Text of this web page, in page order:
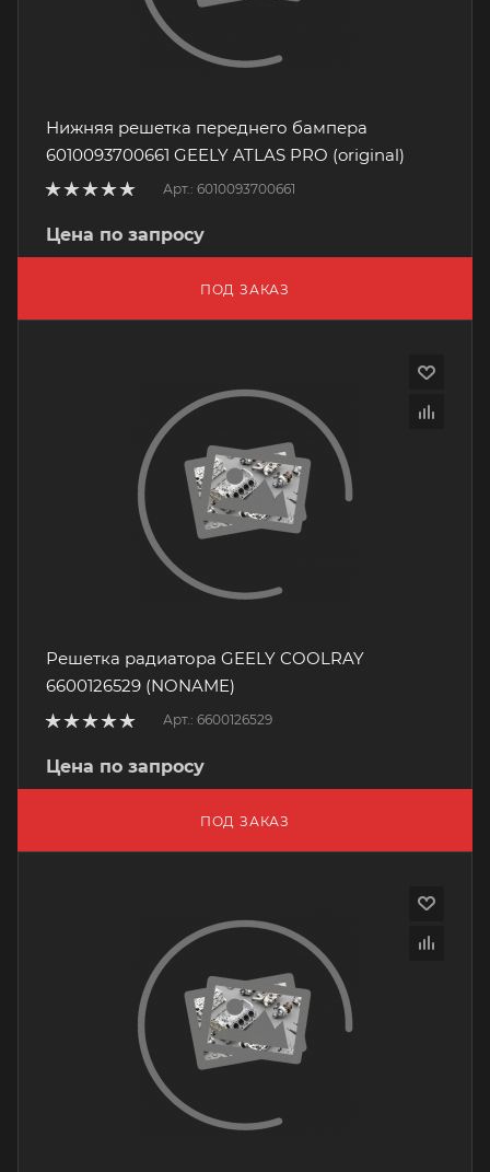
Нижняя решетка переднего бампера
6010093700661 GEELY ATLAS PRO (original)
Арт.: 6010093700661
Цена по запросу
ПОД ЗАКАЗ
Решетка радиатора GEELY COOLRAY
6600126529 (NONAME)
Арт.: 6600126529
Цена по запросу
ПОД ЗАКАЗ